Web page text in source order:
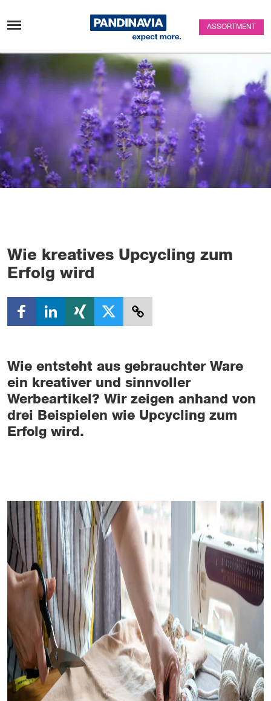
ASSORTMENT
Wie kreatives Upcycling zum
Erfolg wird
Wie entsteht aus gebrauchter Ware
ein kreativer und sinnvoller
Werbeartikel? Wir zeigen anhand von
drei Beispielen wie Upcycling zum
Erfolg wird.